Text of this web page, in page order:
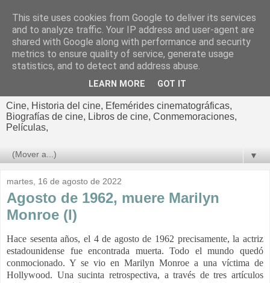
El cultural
cinematográfico de Jorge
Cine, Historia del cine, Efemérides cinematográficas,
Biografías de cine, Libros de cine, Conmemoraciones,
Películas,
▼
martes, 16 de agosto de 2022
Agosto de 1962, muere Marilyn
Monroe (I)
Hace sesenta años, el 4 de agosto de 1962 precisamente, la actriz
estadounidense fue encontrada muerta. Todo el mundo quedó
conmocionado. Y se vio en Marilyn Monroe a una víctima de
Hollywood. Una sucinta retrospectiva, a través de tres artículos
This site uses cookies from Google to deliver its services
and to analyze traffic. Your IP address and user-agent are
shared with Google along with performance and security
metrics to ensure quality of service, generate usage
statistics, and to detect and address abuse.
LEARN MORE GOT IT